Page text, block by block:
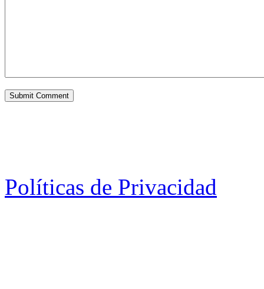
Políticas de Privacidad